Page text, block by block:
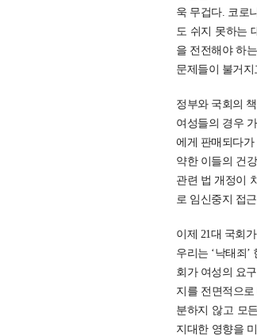
욱 무겁다. 코로
도 쉬지 못하는
을 전전해야 하
문제들이 불거지
정부와 국회의
여성들의 경우
에게 판매되다가
약한 이들의 건
관련 법 개정이
로 임신중지 접
이제 21대 국회
우리는 ‘낙태죄
회가 여성의 요
지를 전면적으
분하지 않고 모
지대한 영향을